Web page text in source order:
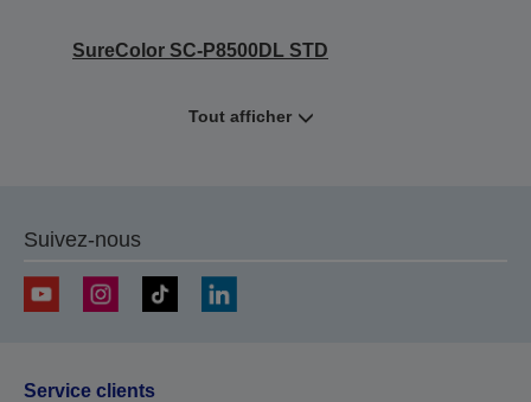
SureColor SC-P8500DL STD
Tout afficher
Suivez-nous
Service clients